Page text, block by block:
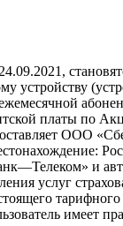
устройству
платы по
ООО
и
услуг
имеет